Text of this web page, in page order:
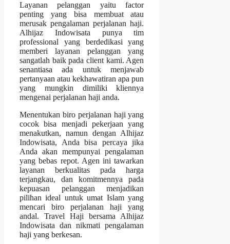
Layanan pelanggan yaitu factor
penting yang bisa membuat atau
merusak pengalaman perjalanan haji.
Alhijaz Indowisata punya tim
professional yang berdedikasi yang
memberi layanan pelanggan yang
sangatlah baik pada client kami. Agen
senantiasa ada untuk menjawab
pertanyaan atau kekhawatiran apa pun
yang mungkin dimiliki kliennya
mengenai perjalanan haji anda.
Menentukan biro perjalanan haji yang
cocok bisa menjadi pekerjaan yang
menakutkan, namun dengan Alhijaz
Indowisata, Anda bisa percaya jika
Anda akan mempunyai pengalaman
yang bebas repot. Agen ini tawarkan
layanan berkualitas pada harga
terjangkau, dan komitmennya pada
kepuasan pelanggan menjadikan
pilihan ideal untuk umat Islam yang
mencari biro perjalanan haji yang
andal. Travel Haji bersama Alhijaz
Indowisata dan nikmati pengalaman
haji yang berkesan.